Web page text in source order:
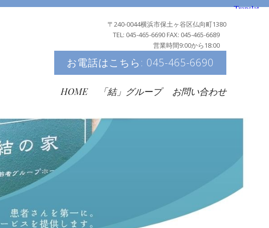
〒240-0044横浜市保土ヶ谷区仏向町1380
TEL: 045-465-6690 FAX: 045-465-6689
営業時間9:00から18:00
お電話はこちら: 045-465-6690
HOME 「結」グループ お問い合わせ